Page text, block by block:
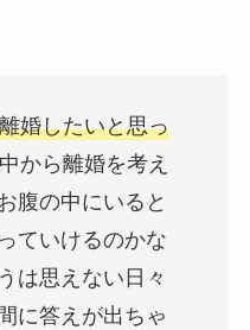
婚したいと思っ
から離婚を考え
腹の中にいると
ていけるのかな
は思えない日々
に答えが出ちゃ